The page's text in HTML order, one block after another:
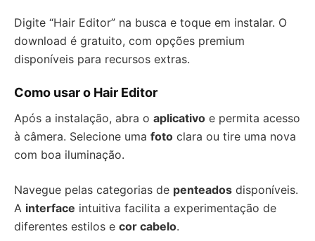
Digite “Hair Editor” na busca e toque em instalar. O
download é gratuito, com opções premium
disponíveis para recursos extras.
Como usar o Hair Editor
Após a instalação, abra o aplicativo e permita acesso
à câmera. Selecione uma foto clara ou tire uma nova
com boa iluminação.
Navegue pelas categorias de penteados disponíveis.
A interface intuitiva facilita a experimentação de
diferentes estilos e cor cabelo.